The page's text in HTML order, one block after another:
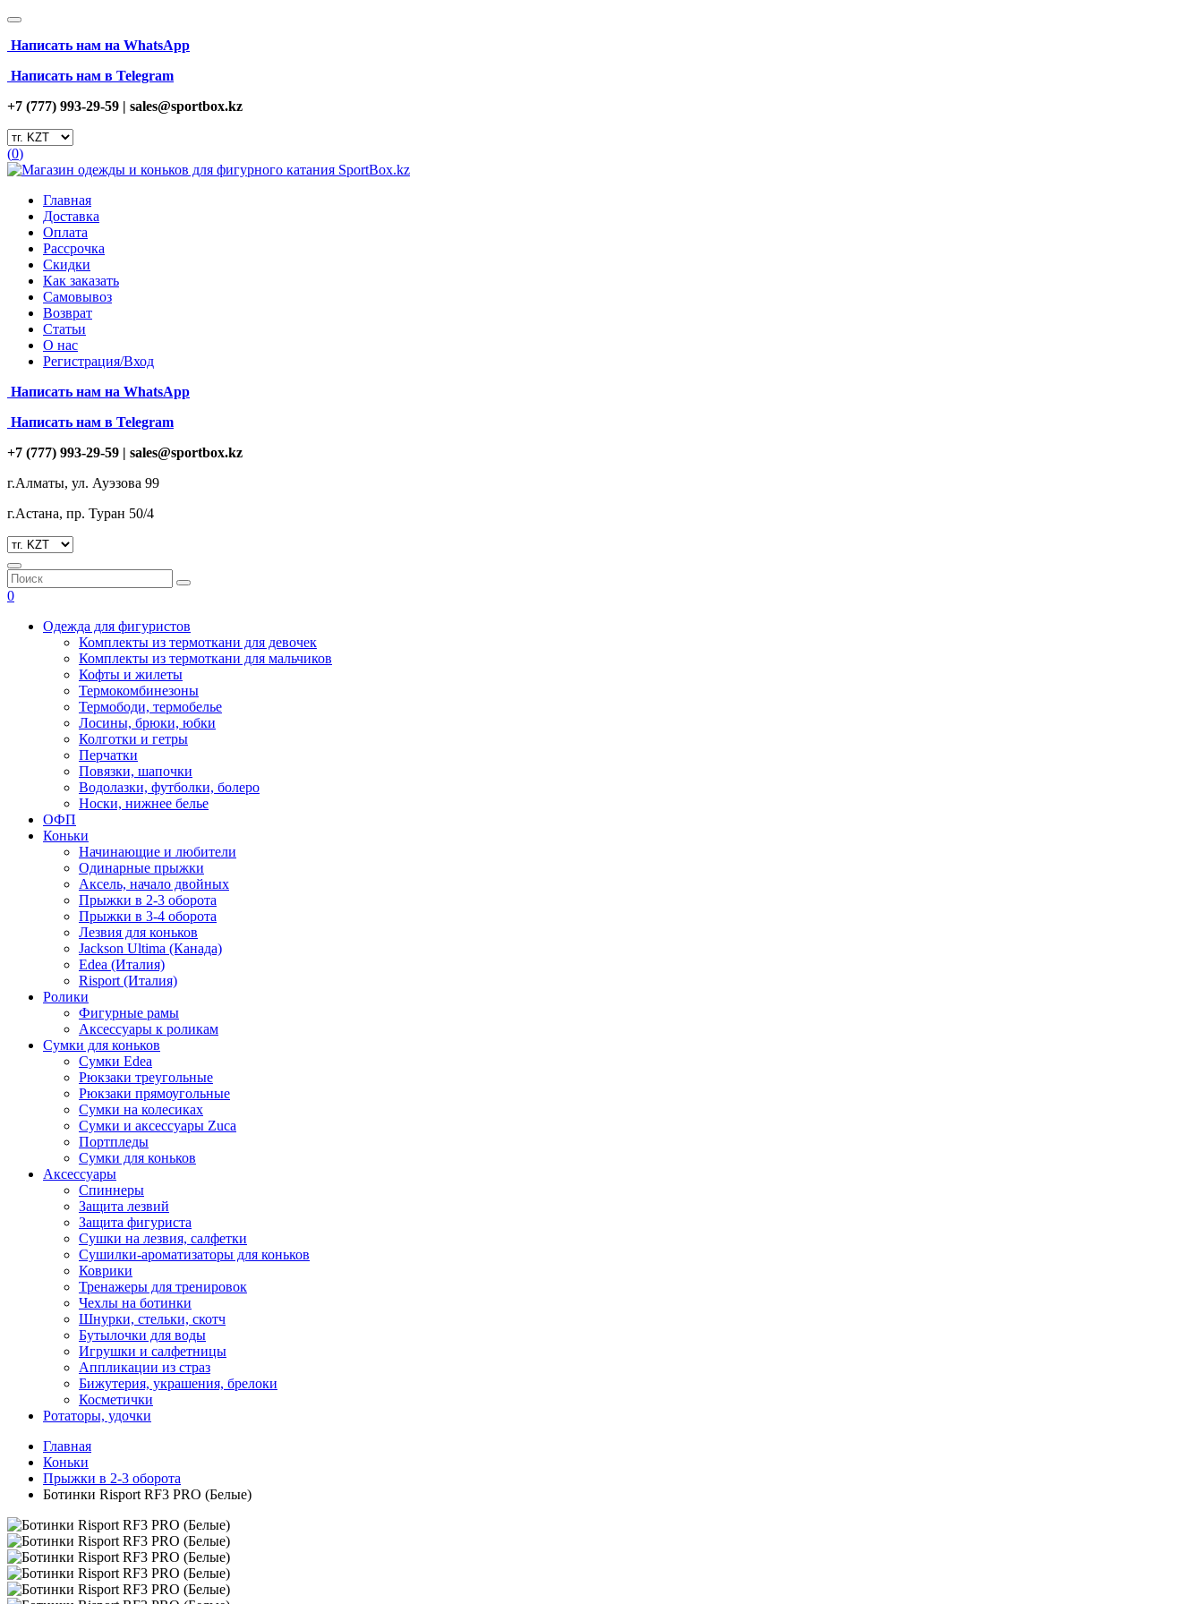
Написать нам на WhatsApp
Написать нам в Telegram
+7 (777) 993-29-59 | sales@sportbox.kz
(0)
Главная
Доставка
Оплата
Рассрочка
Скидки
Как заказать
Самовывоз
Возврат
Статьи
О нас
Регистрация/Вход
Написать нам на WhatsApp
Написать нам в Telegram
+7 (777) 993-29-59 | sales@sportbox.kz
г.Алматы, ул. Ауэзова 99
г.Астана, пр. Туран 50/4
0
Одежда для фигуристов
Комплекты из термоткани для девочек
Комплекты из термоткани для мальчиков
Кофты и жилеты
Термокомбинезоны
Термободи, термобелье
Лосины, брюки, юбки
Колготки и гетры
Перчатки
Повязки, шапочки
Водолазки, футболки, болеро
Носки, нижнее белье
ОФП
Коньки
Начинающие и любители
Одинарные прыжки
Аксель, начало двойных
Прыжки в 2-3 оборота
Прыжки в 3-4 оборота
Лезвия для коньков
Jackson Ultima (Канада)
Edea (Италия)
Risport (Италия)
Ролики
Фигурные рамы
Аксессуары к роликам
Сумки для коньков
Сумки Edea
Рюкзаки треугольные
Рюкзаки прямоугольные
Сумки на колесиках
Сумки и аксессуары Zuca
Портпледы
Сумки для коньков
Аксессуары
Спиннеры
Защита лезвий
Защита фигуриста
Сушки на лезвия, салфетки
Сушилки-ароматизаторы для коньков
Коврики
Тренажеры для тренировок
Чехлы на ботинки
Шнурки, стельки, скотч
Бутылочки для воды
Игрушки и салфетницы
Аппликации из страз
Бижутерия, украшения, брелоки
Косметички
Ротаторы, удочки
Главная
Коньки
Прыжки в 2-3 оборота
Ботинки Risport RF3 PRO (Белые)